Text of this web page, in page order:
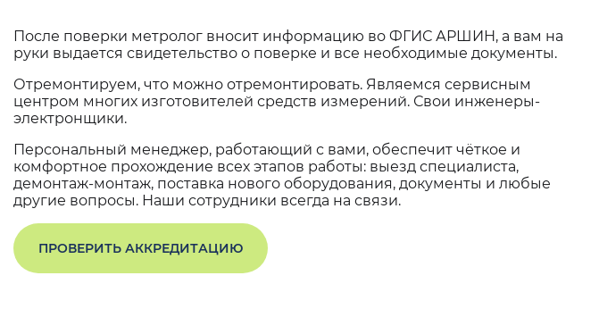
После поверки метролог вносит информацию во ФГИС АРШИН, а вам на
руки выдается свидетельство о поверке и все необходимые документы.
Отремонтируем, что можно отремонтировать. Являемся сервисным
центром многих изготовителей средств измерений. Свои инженеры-
электронщики.
Персональный менеджер, работающий с вами, обеспечит чёткое и
комфортное прохождение всех этапов работы: выезд специалиста,
демонтаж-монтаж, поставка нового оборудования, документы и любые
другие вопросы. Наши сотрудники всегда на связи.
ПРОВЕРИТЬ АККРЕДИТАЦИЮ